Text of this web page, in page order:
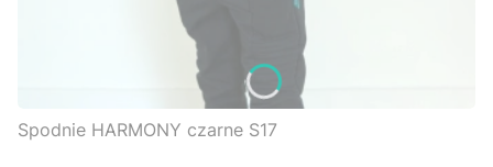
Spodnie HARMONY czarne S17